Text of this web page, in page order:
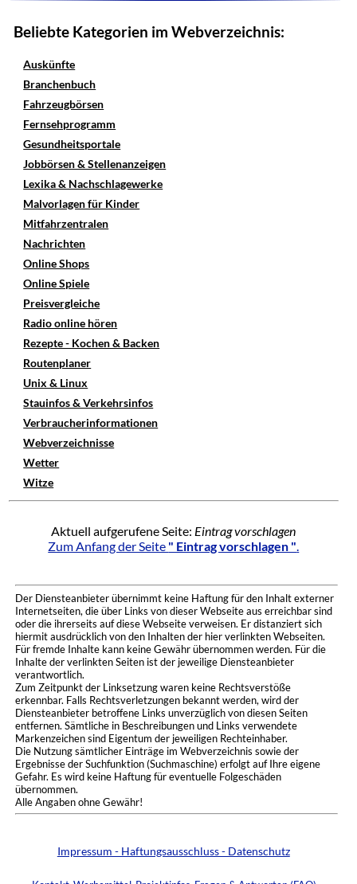
Beliebte Kategorien im Webverzeichnis:
Auskünfte
Branchenbuch
Fahrzeugbörsen
Fernsehprogramm
Gesundheitsportale
Jobbörsen & Stellenanzeigen
Lexika & Nachschlagewerke
Malvorlagen für Kinder
Mitfahrzentralen
Nachrichten
Online Shops
Online Spiele
Preisvergleiche
Radio online hören
Rezepte - Kochen & Backen
Routenplaner
Unix & Linux
Stauinfos & Verkehrsinfos
Verbraucherinformationen
Webverzeichnisse
Wetter
Witze
Aktuell aufgerufene Seite: Eintrag vorschlagen
Zum Anfang der Seite " Eintrag vorschlagen ".
Der Diensteanbieter übernimmt keine Haftung für den Inhalt externer
Internetseiten, die über Links von dieser Webseite aus erreichbar sind
oder die ihrerseits auf diese Webseite verweisen. Er distanziert sich
hiermit ausdrücklich von den Inhalten der hier verlinkten Webseiten.
Für fremde Inhalte kann keine Gewähr übernommen werden. Für die
Inhalte der verlinkten Seiten ist der jeweilige Diensteanbieter
verantwortlich.
Zum Zeitpunkt der Linksetzung waren keine Rechtsverstöße
erkennbar. Falls Rechtsverletzungen bekannt werden, wird der
Diensteanbieter betroffene Links unverzüglich von diesen Seiten
entfernen. Sämtliche in Beschreibungen und Links verwendete
Markenzeichen sind Eigentum der jeweiligen Rechteinhaber.
Die Nutzung sämtlicher Einträge im Webverzeichnis sowie der
Ergebnisse der Suchfunktion (Suchmaschine) erfolgt auf Ihre eigene
Gefahr. Es wird keine Haftung für eventuelle Folgeschäden
übernommen.
Alle Angaben ohne Gewähr!
Impressum - Haftungsausschluss - Datenschutz